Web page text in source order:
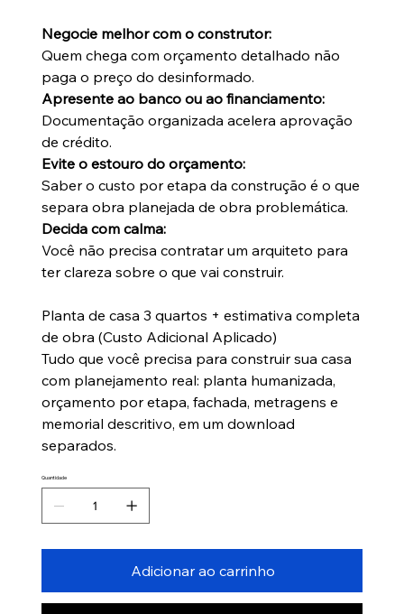
Negocie melhor com o construtor:
Quem chega com orçamento detalhado não
paga o preço do desinformado.
Apresente ao banco ou ao financiamento:
Documentação organizada acelera aprovação
de crédito.
Evite o estouro do orçamento:
Saber o custo por etapa da construção é o que
separa obra planejada de obra problemática.
Decida com calma:
Você não precisa contratar um arquiteto para
ter clareza sobre o que vai construir.
Planta de casa 3 quartos + estimativa completa
de obra (Custo Adicional Aplicado)
Tudo que você precisa para construir sua casa
com planejamento real: planta humanizada,
orçamento por etapa, fachada, metragens e
memorial descritivo, em um download
separados.
Quantidade
Adicionar ao carrinho